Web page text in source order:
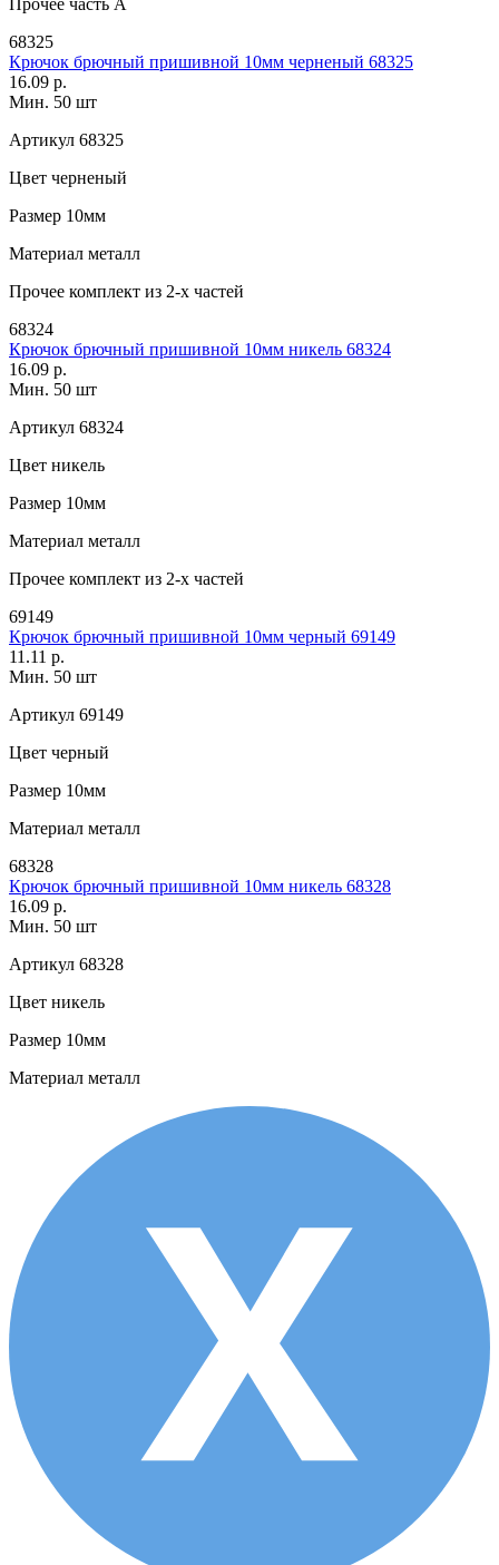
68325
Крючок брючный пришивной 10мм черненый 68325
16.09 р.
Мин. 50 шт
Артикул 68325
Цвет черненый
Размер 10мм
Материал металл
Прочее комплект из 2-х частей
68324
Крючок брючный пришивной 10мм никель 68324
16.09 р.
Мин. 50 шт
Артикул 68324
Цвет никель
Размер 10мм
Материал металл
Прочее комплект из 2-х частей
69149
Крючок брючный пришивной 10мм черный 69149
11.11 р.
Мин. 50 шт
Артикул 69149
Цвет черный
Размер 10мм
Материал металл
68328
Крючок брючный пришивной 10мм никель 68328
16.09 р.
Мин. 50 шт
Артикул 68328
Цвет никель
Размер 10мм
Материал металл